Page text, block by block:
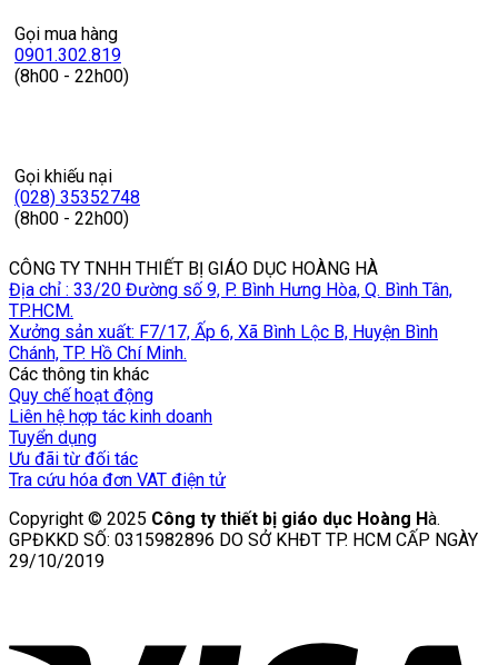
Gọi mua hàng
0901.302.819
(8h00 - 22h00)
Gọi khiếu nại
(028) 35352748
(8h00 - 22h00)
CÔNG TY TNHH THIẾT BỊ GIÁO DỤC HOÀNG HÀ
Địa chỉ : 33/20 Đường số 9, P. Bình Hưng Hòa, Q. Bình Tân,
TP.HCM.
Xưởng sản xuất: F7/17, Ấp 6, Xã Bình Lộc B, Huyện Bình
Chánh, TP. Hồ Chí Minh.
Các thông tin khác
Quy chế hoạt động
Liên hệ hợp tác kinh doanh
Tuyển dụng
Ưu đãi từ đối tác
Tra cứu hóa đơn VAT điện tử
Copyright © 2025 Công ty thiết bị giáo dục Hoàng Hà.
GPĐKKD SỐ: 0315982896 DO SỞ KHĐT TP. HCM CẤP NGÀY
29/10/2019